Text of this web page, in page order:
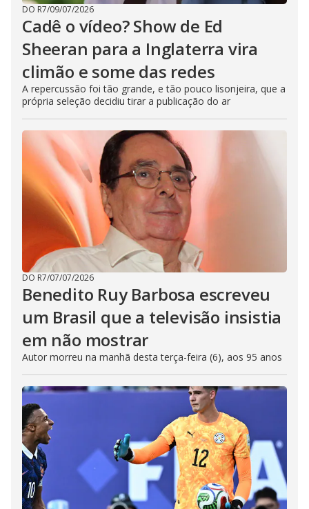
DO R7/09/07/2026
Cadê o vídeo? Show de Ed
Sheeran para a Inglaterra vira
climão e some das redes
A repercussão foi tão grande, e tão pouco lisonjeira, que a
própria seleção decidiu tirar a publicação do ar
DO R7/07/07/2026
Benedito Ruy Barbosa escreveu
um Brasil que a televisão insistia
em não mostrar
Autor morreu na manhã desta terça-feira (6), aos 95 anos